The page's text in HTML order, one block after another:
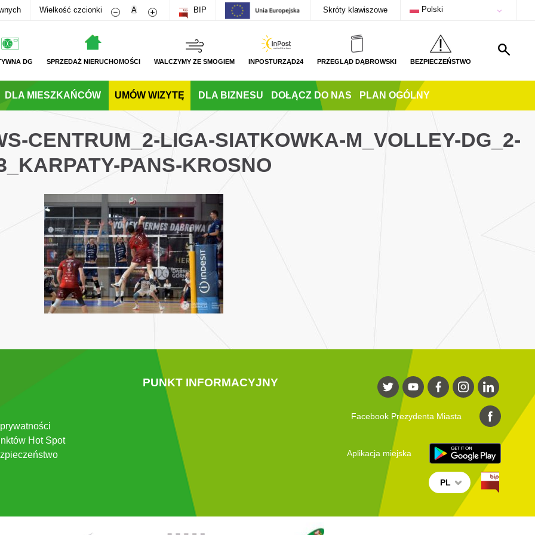
Wielkość czcionki Zmniejsz rozmiar czcionki
A Zwiększ rozmiar czcionki
BIP Skróty klawiszowe Polski
DG SPRZEDAŻ NIERUCHOMOŚCI WALCZYMY ZE SMOGIEM INPOSTURZĄD24 PRZEGLĄD DĄBROWSKI BEZPIECZEŃSTWO
DLA MIESZKAŃCÓW UMÓW WIZYTĘ DLA BIZNESU DOŁĄCZ DO NAS PLAN OGÓLNY
CENTRUM_2-LIGA-SIATKOWKA-M_VOLLEY-DG_2-
PANS-KROSNO
Hot Spot
PUNKT INFORMACYJNY
Facebook Prezydenta Miasta
Aplikacja miejska
PL